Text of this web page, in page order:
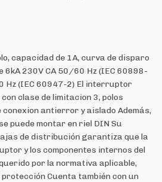
capacidad de 1A, curva de disparo
6kA 230V CA 50/60 Hz (IEC 60898-
Hz (IEC 60947-2) El interruptor
clase de limitacion 3, polos
antierror y aislado Además,
puede montar en riel DIN Su
de distribución garantiza que la
y los componentes internos del
por la normativa aplicable,
Cuenta también con un